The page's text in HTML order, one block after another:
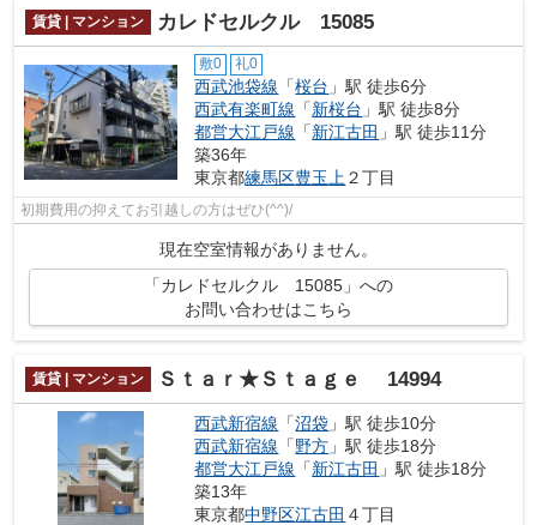
賃貸 | マンション カレドセルクル 15085
敷0 礼0
西武池袋線 「桜台 」駅 徒歩6分
西武有楽町線 「新桜台 」駅 徒歩8分
都営大江戸線 「新江古田 」駅 徒歩11分
築36年
東京都練馬区豊玉上２丁目
初期費用の抑えてお引越しの方はぜひ(^^)/
現在空室情報がありません。
「カレドセルクル 15085」への
お問い合わせはこちら
賃貸 | マンション Ｓｔａｒ★Ｓｔａｇｅ 14994
西武新宿線 「沼袋 」駅 徒歩10分
西武新宿線 「野方 」駅 徒歩18分
都営大江戸線 「新江古田 」駅 徒歩18分
築13年
東京都中野区江古田 ４丁目